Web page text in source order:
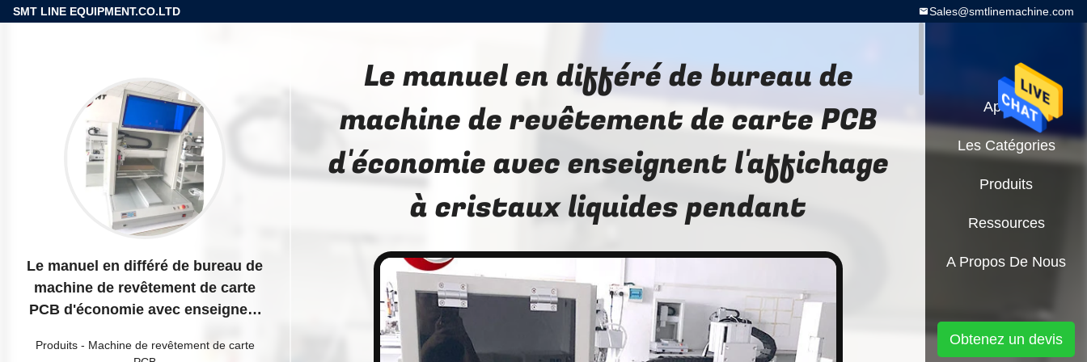
SMT LINE EQUIPMENT.CO.LTD Sales@smtlinemachine.com
Le manuel en différé de bureau de
machine de revêtement de carte
PCB d'économie avec enseignent
pendant
Produits- Machine de revêtement de carte
Le manuel en différé de bureau de
machine de revêtement de carte PCB
d'économie avec enseignent l'affichage
à cristaux liquides pendant
Aperçu
Les Catégories
Produits
Ressources
A Propos De Nous
Obtenez un devis